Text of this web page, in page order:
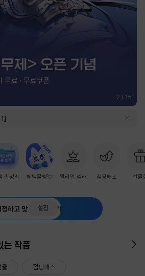
2 / 15
총정리 혜택몰빵💘 밀리언 셀러 점핑패스 선물
하고 맞춤 추천 받기
설정
는 작품
물 점핑패스